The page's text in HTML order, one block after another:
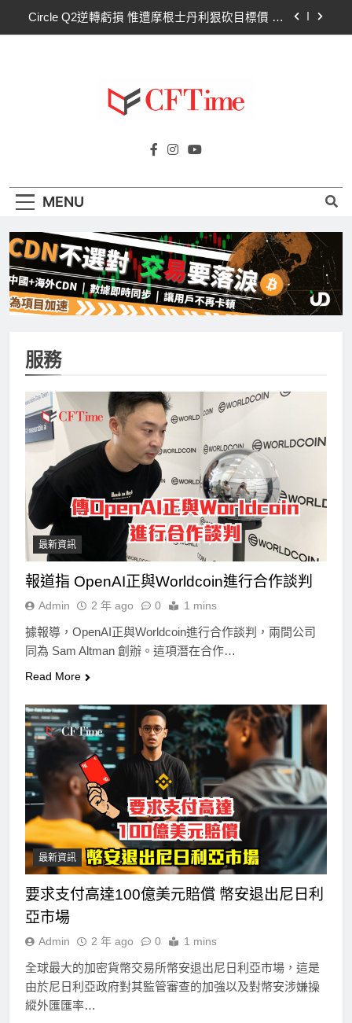
Circle Q2逆轉虧損 惟遭摩根士丹利狠砍目標價 市
比特幣失守關鍵阻力帶！50日SMA及斐波那契
63,600美元未收復，下降通道持續
Circle Q2逆轉虧損 惟遭摩根士丹利狠砍目標價 市
CLARITY法案60票門檻仍差關鍵缺口！民主黨七
Cftime.io
AI（ChatGPT）、區塊鏈、NFT、加密貨
MENU
服務
最新資訊
報道指 OpenAI正與Worldcoin進行合作談判
Admin 2 年 ago 0 1 mins
據報導，OpenAI正與Worldcoin進行合作談判，兩間公司
同為 Sam Altman 創辦。這項潛在合作…
Read More
最新資訊
要求支付高達100億美元賠償 幣安退出尼日利
亞市場
Admin 2 年 ago 0 1 mins
全球最大的加密貨幣交易所幣安退出尼日利亞市場，這是
由於尼日利亞政府對其監管審查的加強以及對幣安涉嫌操
縱外匯匯率…